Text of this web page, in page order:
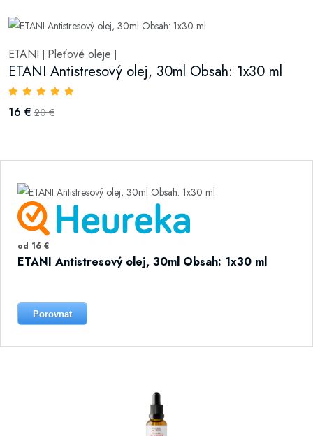
ETANI Pleťové oleje
ETANI Antistresový olej, 30ml Obsah: 1x30 ml
16 € 20 €
od 16 €
ETANI Antistresový olej, 30ml Obsah: 1x30 ml
Porovnat